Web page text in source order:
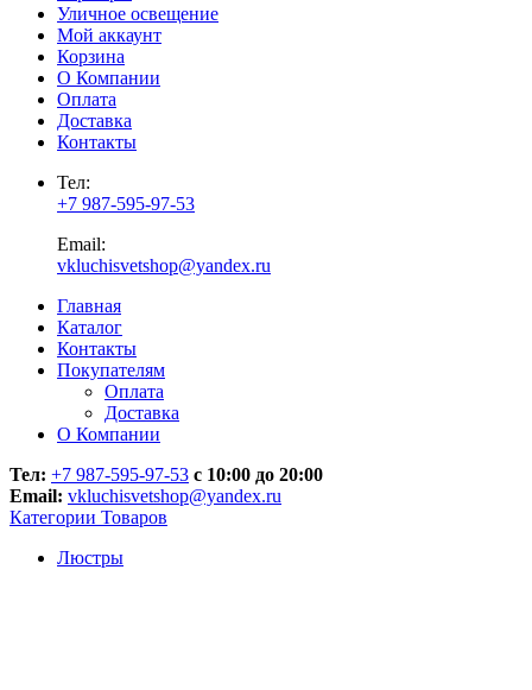
Уличное освещение
Мой аккаунт
Корзина
О Компании
Оплата
Доставка
Контакты
Тел:
+7 987-595-97-53
Email:
vkluchisvetshop@yandex.ru
Главная
Каталог
Контакты
Покупателям
Оплата
Доставка
О Компании
Тел: +7 987-595-97-53 с 10:00 до 20:00
Email: vkluchisvetshop@yandex.ru
Категории Товаров
Люстры